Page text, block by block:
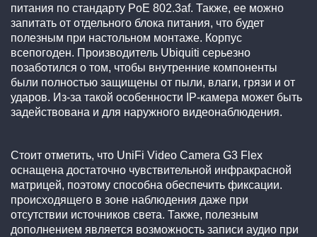
питания по стандарту PoE 802.3af. Также, ее можно
запитать от отдельного блока питания, что будет
полезным при настольном монтаже. Корпус
всепогоден. Производитель Ubiquiti серьезно
позаботился о том, чтобы внутренние компоненты
были полностью защищены от пыли, влаги, грязи и от
ударов. Из-за такой особенности IP-камера может быть
задействована и для наружного видеонаблюдения.
Стоит отметить, что UniFi Video Camera G3 Flex
оснащена достаточно чувствительной инфракрасной
матрицей, поэтому способна обеспечить фиксации.
происходящего в зоне наблюдения даже при
отсутствии источников света. Также, полезным
дополнением является возможность записи аудио при